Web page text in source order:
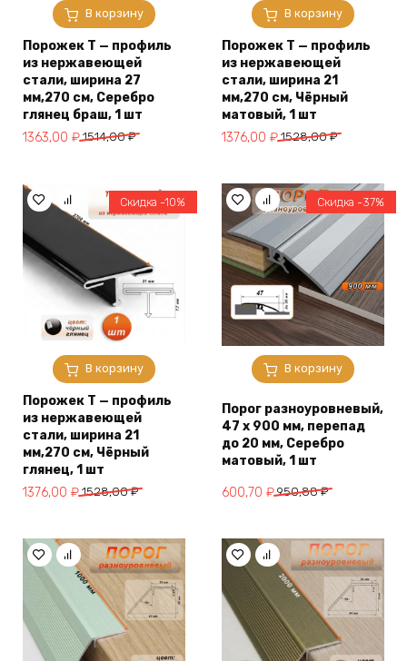
В корзину
Порожек Т — профиль
из нержавеющей
стали, ширина 27
мм,270 см, Серебро
глянец браш, 1 шт
1514,00₽
Первоначальная
1514,00 ₽.
1363,00 ₽
Текущая
В корзину
Порожек Т — профиль
из нержавеющей
стали, ширина 21
мм,270 см, Чёрный
матовый, 1 шт
1528,00₽
Первоначальная
1528,00 ₽.
1376,00 ₽
Текущая
В корзину
Скидка -10%
Порожек Т — профиль
из нержавеющей
стали, ширина 21
мм,270 см, Чёрный
глянец, 1 шт
1528,00₽
Первоначальная
1528,00 ₽.
1376,00 ₽
Текущая
В корзину
Скидка -37%
Порог разноуровневый,
47 х 900 мм, перепад
до 20 мм, Серебро
матовый, 1 шт
950,88₽
Первоначальная
950,88 ₽.
600,70 ₽
Текущая